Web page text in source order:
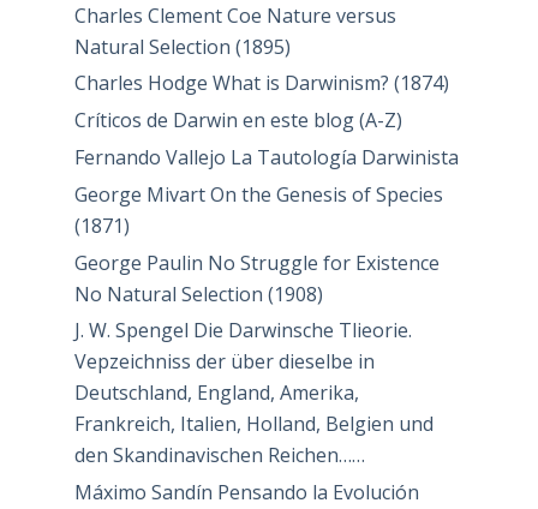
Charles Clement Coe Nature versus
Natural Selection (1895)
Charles Hodge What is Darwinism? (1874)
Críticos de Darwin en este blog (A-Z)
Fernando Vallejo La Tautología Darwinista
George Mivart On the Genesis of Species
(1871)
George Paulin No Struggle for Existence
No Natural Selection (1908)
J. W. Spengel Die Darwinsche Tlieorie.
Vepzeichniss der über dieselbe in
Deutschland, England, Amerika,
Frankreich, Italien, Holland, Belgien und
den Skandinavischen Reichen……
Máximo Sandín Pensando la Evolución